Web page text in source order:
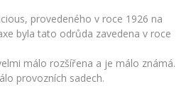
provedeného v roce 1926 na
byla tato odrůda zavedena v roce
málo rozšířena a je málo známá.
provozních sadech.